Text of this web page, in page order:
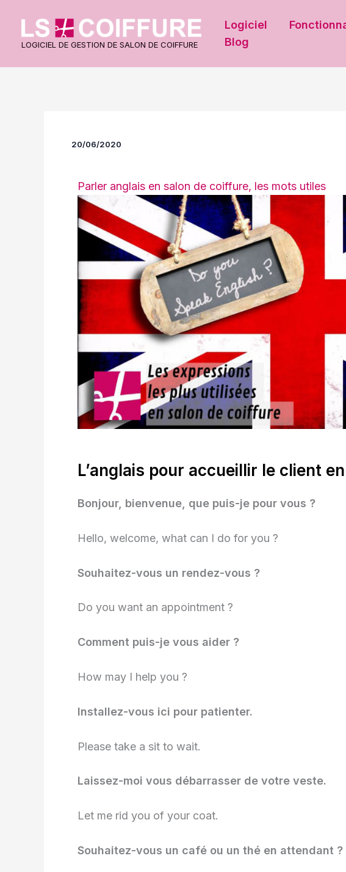
contenuLOGICIEL DE GESTION DE SALON DE COIFFURE
Logiciel
Blog
20/06/2020
Parler anglais en salon de coiffure, les mots utiles
L’anglais pour accueillir le client
Bonjour, bienvenue, que puis-je pour vous ?
Hello, welcome, what can I do for you ?
Souhaitez-vous un rendez-vous ?
Do you want an appointment ?
Comment puis-je vous aider ?
How may I help you ?
Installez-vous ici pour patienter.
Please take a sit to wait.
Laissez-moi vous débarrasser de votre veste.
Let me rid you of your coat.
Souhaitez-vous un café ou un thé en attendant ?